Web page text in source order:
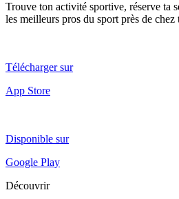
Trouve ton activité sportive, réserve ta
les meilleurs pros du sport près de chez
Télécharger sur
App Store
Disponible sur
Google Play
Découvrir